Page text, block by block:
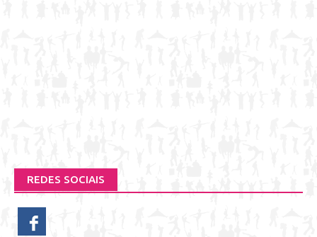
REDES SOCIAIS